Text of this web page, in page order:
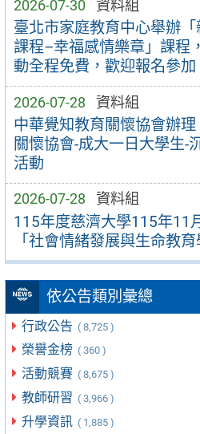
2026-07-30 資料組
臺北市家庭教育中心舉辦「
課程–幸福感情樂章」課程
動全程免費，歡迎報名參加
2026-07-28 資料組
中華覺知教育關懷協會辦
關懷協會-成大一日大學生-
活動
2026-07-28 資料組
115年度慈濟大學115年11
「社會情緒發展與生命教育
依公告類別彙總
行政公告 ( 8,725 )
榮譽金榜 ( 360 )
活動競賽 ( 8,675 )
教師研習 ( 3,966 )
升學資訊 ( 1,885 )